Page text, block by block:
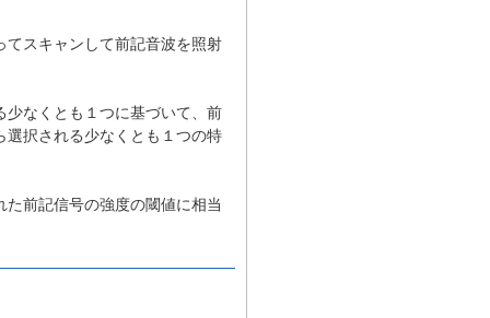
スキャンして前記音波を照射
なくとも１つに基づいて、前
択される少なくとも１つの特
前記信号の強度の閾値に相当